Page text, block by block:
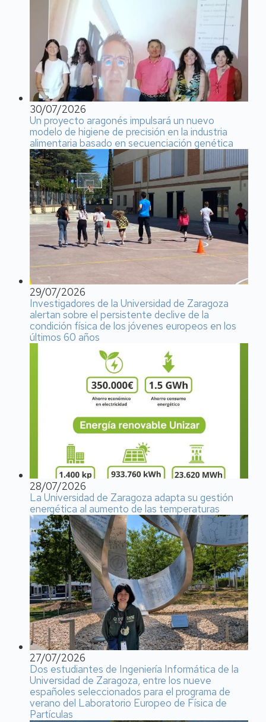
30/07/2026
Un proyecto aragonés impulsará un nuevo
modelo de higiene de precisión en la industria
alimentaria basado en secuenciación genética
29/07/2026
Investigadores de la Universidad de Zaragoza
alertan sobre el persistente declive de la
condición física de los jóvenes europeos en los
últimos 60 años
28/07/2026
La Universidad de Zaragoza adapta su gestión
energética al aumento de las temperaturas
27/07/2026
Dos estudiantes de Ingeniería Informática de la
Universidad de Zaragoza, entre los nueve
españoles seleccionados para el programa de
verano del Laboratorio Europeo de Física de
Partículas